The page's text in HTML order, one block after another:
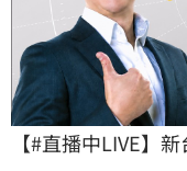
【#直播中LIVE】